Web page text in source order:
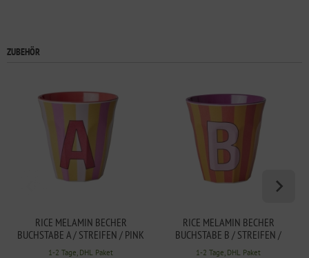
ZUBEHÖR
RICE MELAMIN BECHER
BUCHSTABE A / STREIFEN / PINK
250ML
1-2 Tage, DHL Paket
RICE MELAMIN BECHER
BUCHSTABE B / STREIFEN /
PINK 250ML
1-2 Tage, DHL Paket